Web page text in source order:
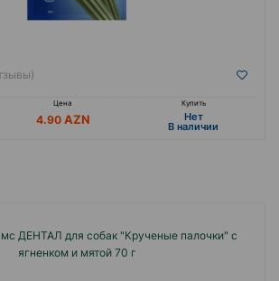
Цена
Купить
4.90 Hет
B наличии
ДЕНТАЛ для собак "Крученые палочки" с
ягненком и мятой 70 г